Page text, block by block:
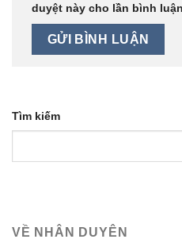
duyệt này cho lần bình
Tìm kiếm
VỀ NHÂN DUYÊN